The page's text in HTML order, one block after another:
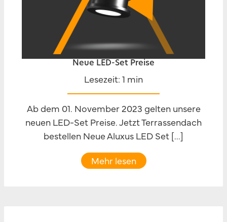
Neue LED-Set Preise
Lesezeit: 1 min
Ab dem 01. November 2023 gelten unsere
neuen LED-Set Preise. Jetzt Terrassendach
bestellen Neue Aluxus LED Set [...]
Mehr lesen